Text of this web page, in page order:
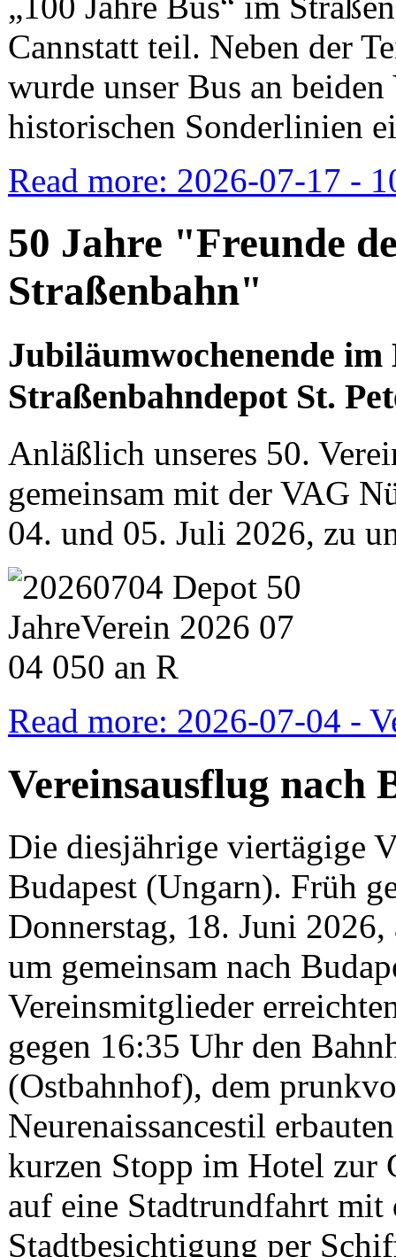
Cannstatt teil. Neben der
wurde unser Bus an
historischen Sonderlinien
Read more: 2026-07-17 -
50 Jahre "Freunde
Straßenbahn"
Jubiläumwochenende
Straßenbahndepot St.
Anläßlich unseres 50.
gemeinsam mit der VAG
04. und 05. Juli 2026, zu
Read more: 2026-07-04 -
Vereinsausflug nach
Die diesjährige viertägige
Budapest (Ungarn). Früh
Donnerstag, 18. Juni
um gemeinsam nach
Vereinsmitglieder
gegen 16:35 Uhr den
(Ostbahnhof), dem
Neurenaissancestil
kurzen Stopp im Hotel zur
auf eine Stadtrundfahrt mit
Stadtbesichtigung per